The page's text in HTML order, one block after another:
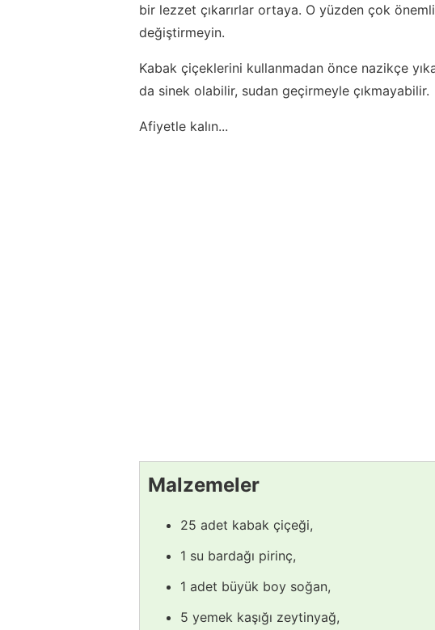
bir lezzet çıkarırlar ortaya. O yüzden çok
değiştirmeyin.
Kabak çiçeklerini kullanmadan önce nazikçe
da sinek olabilir, sudan geçirmeyle çıkmayabilir.
Afiyetle kalın...
Malzemeler
25 adet kabak çiçeği,
1 su bardağı pirinç,
1 adet büyük boy soğan,
5 yemek kaşığı zeytinyağ,